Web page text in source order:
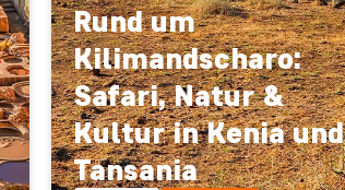
Rund um
Kilimandscharo:
Safari, Natur &
Kultur in Kenia und
Tansania